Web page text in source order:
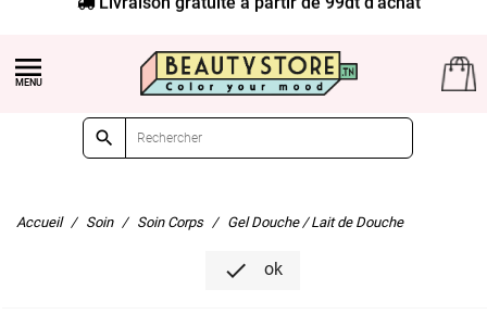


Accueil Soin Soin Corps Gel Douche / Lait de Douche
 ok